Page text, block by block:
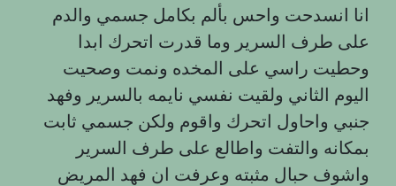
انا انسدحت واحس بألم بكامل جسمي والدم
على طرف السرير وما قدرت اتحرك ابدا
وحطيت راسي على المخده ونمت وصحيت
اليوم الثاني ولقيت نفسي نايمه بالسرير وفهد
جنبي واحاول اتحرك واقوم ولكن جسمي ثابت
بمكانه والتفت واطالع على طرف السرير
واشوف حبال مثبته وعرفت ان فهد المريض